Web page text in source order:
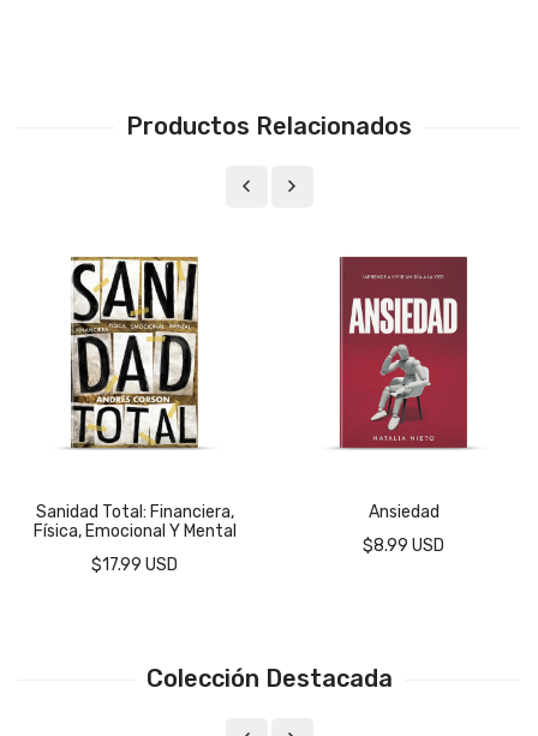
Productos Relacionados
Sanidad Total: Financiera,
Física, Emocional Y Mental
$17.99 USD
Ansiedad
$8.99 USD
Colección Destacada